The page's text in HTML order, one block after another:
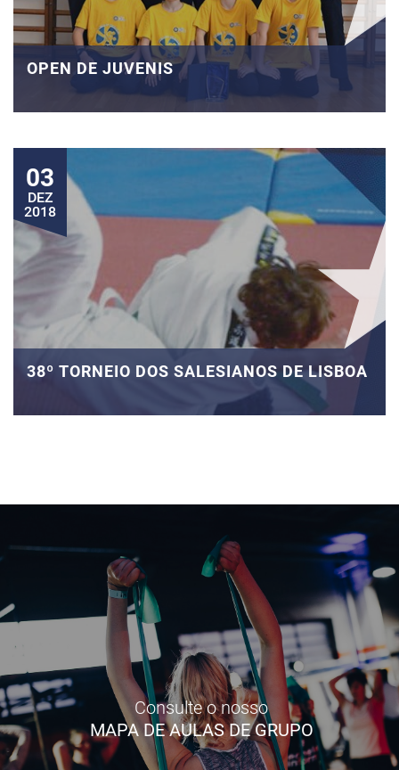
OPEN DE JUVENIS
03
DEZ
2018
38º TORNEIO DOS SALESIANOS DE LISBOA
Consulte o nosso
MAPA DE AULAS DE GRUPO